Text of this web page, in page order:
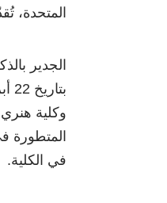
المتحدة،
الجدير
وكلية
المتطورة
في الكلية.